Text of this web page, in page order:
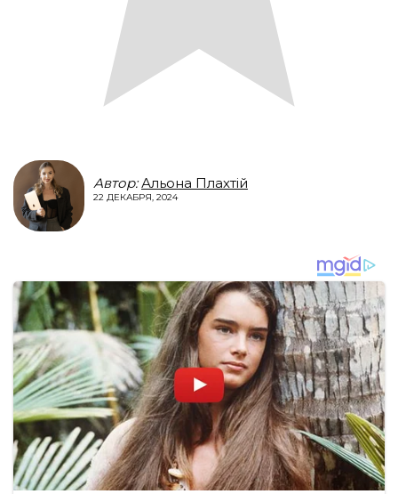
Автор: Альона Плахтій
22 ДЕКАБРЯ, 2024